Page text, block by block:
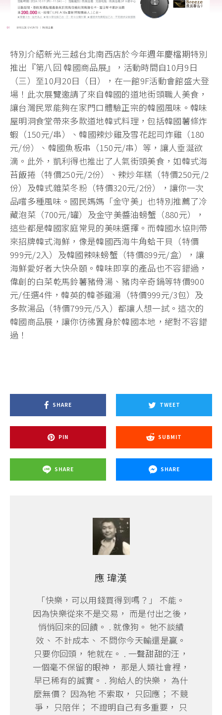
特別介紹新光三越台北南西店於今年週年慶檔期特別
推出『第八回 韓國商品展』，活動時間自10月9日
（三）至10月20日（日），在一館9F活動會館盛大登
場！此次展覽邀請了來自韓國的道地街頭職人美食，
讓台灣民眾能夠在家門口體驗正宗的韓國風味。韓味
屋明洞食堂帶來多款道地韓式料理，包括韓國薯條炸
蝦（150元/串）、韓國辣炒雞及雪花起司炸雞（180
元/份）、韓國魚板串（150元/串）等，讓人垂涎欲
滴。此外，凱利得也推出了人氣街頭美食，如韓式海
苔飯捲（特價250元/2份）、辣炒年糕（特價250元/2
份）及韓式雜菜冬粉（特價320元/2份），讓你一次
品嚐多種風味。國民媽媽「金守美」也特別推薦了冷
藏泡菜（700元/罐）及金守美醬油螃蟹（880元），
這些都是韓國家庭常見的美味選擇。而韓國水協則帶
來招牌韓式海鮮，像是韓國西海牛角蛤干貝（特價
999元/2入）及韓國辣味螃蟹（特價899元/盒），讓
海鮮愛好者大快朵頤。韓味即享的產品也不容錯過，
偉創的白菜乾馬鈴薯豬骨湯、豬肉辛奇鍋等特價900
元/任選4件，韓英的韓蔘雞湯（特價999元/3包）及
多款湯品（特價799元/5入）都讓人想一試。這次的
韓國商品展，讓你彷彿置身於韓國本地，絕對不容錯
過！
SHARE TWEET
PIN SUBMIT
SHARE SHARE
應 瑋漢
「快樂，可以用錢買得到嗎？」 不能。
因為快樂從來不是交易， 而是付出之後，
悄悄回來的回饋。 . 就像狗。 牠不談績
效、 不計成本、 不問你今天輸還是贏。
只要你回頭， 牠就在。 . 一聲甜甜的汪，
一個毫不保留的眼神， 那是人類社會裡，
早已稀有的誠實。 . 狗給人的快樂， 為什
麼無價？ 因為牠 不索取， 只回應； 不競
爭， 只陪伴； 不證明自己有多重要， 只